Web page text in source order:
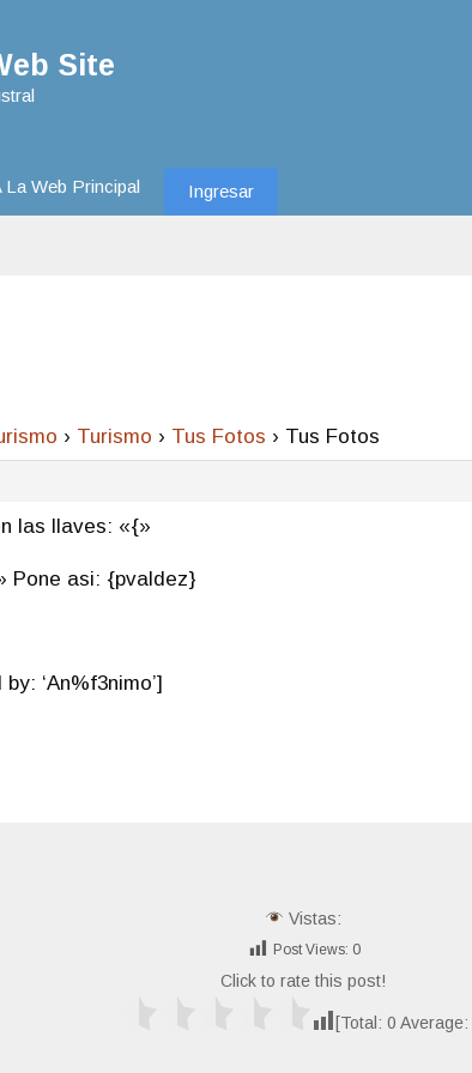
Site
La Web Principal Ingresar
› Turismo › Tus Fotos › Tus Fotos
las llaves: «{»
Pone asi: {pvaldez}
‘An%f3nimo’]
Vistas:
Post Views: 0
Click to rate this post!
[Total: 0 Average: